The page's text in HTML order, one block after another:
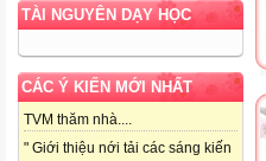
TÀI NGUYÊN DẠY HỌC
CÁC Ý KIẾN MỚI NHẤT
TVM thăm nhà....
" Giới thiệu nới tải các sáng kiến